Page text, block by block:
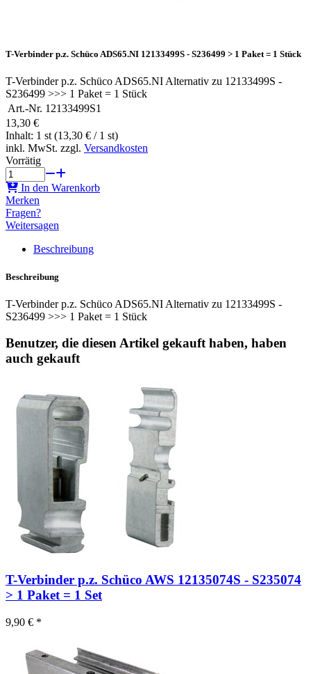
T-Verbinder p.z. Schüco ADS65.NI 12133499S - S236499 > 1 Paket = 1 Stück
T-Verbinder p.z. Schüco ADS65.NI Alternativ zu 12133499S -
S236499 >>> 1 Paket = 1 Stück
Art.-Nr. 12133499S1
13,30 €
Inhalt: 1 st (13,30 € / 1 st)
inkl. MwSt. zzgl. Versandkosten
Vorrätig
In den Warenkorb
Merken
Fragen?
Weitersagen
Beschreibung
Beschreibung
T-Verbinder p.z. Schüco ADS65.NI Alternativ zu 12133499S -
S236499 >>> 1 Paket = 1 Stück
Benutzer, die diesen Artikel gekauft haben, haben
auch gekauft
T-Verbinder p.z. Schüco AWS 12135074S - S235074
> 1 Paket = 1 Set
9,90 € *